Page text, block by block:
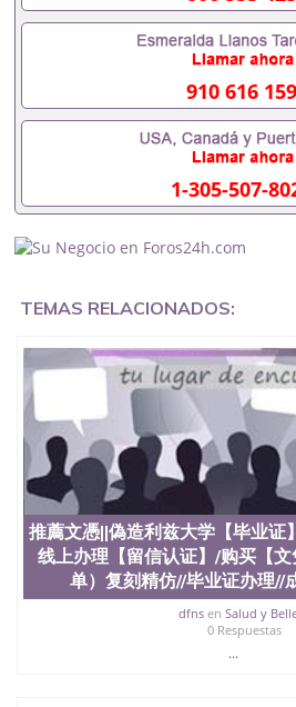
用吗551190476假的毕业证成绩
551190476要定居国外需要办理
入职事业单位/国企假的毕业证会
国企/事业单位需要些什么材料
证在国内能用吗, 挂科拿不到毕业
了怎么办, 没有正常毕业怎么办理
办学历认证吗,您是否因为中途辍
毕业551190476您是否因为递交
外551190476您是否因没正常毕
教育部认证在校挂科了不想读了,
科/研究生文凭551190476如何办
551190476国外大学文凭可以打工
证551190476哪里可以办理澳洲
学生在哪里可以买假毕业证
加拿大毕业证551190476申请学
绩单可以吗551190476哪里可以办
551190476哪里可以修改成绩单
假毕业证能查出来吗551190476
551190476 如何拿到国外毕业证
假大学毕业证QQ微信551190476
QQ微信551190476找毕业证封皮
外毕业证外壳定制QQ微信
业证QQ微信551190476快速拿到
551190476国外留学文凭认证QQ
文凭回国认证QQ微信551190476
信551190476法国留学回国证明
外烫金照片QQ微信551190476外
910 616 159
1-305-507-
TEMAS RELACIONADOS:
推薦文憑||偽造利兹大学【毕业
线上办理【留信认证】/购买【
单）复刻精仿//毕业证办理//
dfnsen Salud y
0 Respuestas
...